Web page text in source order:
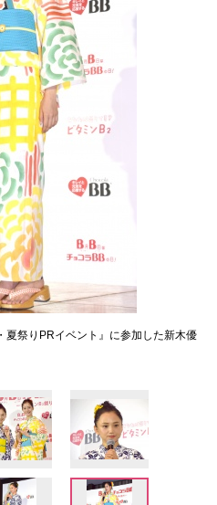
夏祭りPRイベント』に参加した新木優